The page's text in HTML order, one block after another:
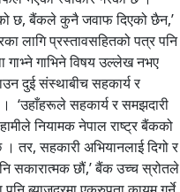
छ, बैंकले कुनै जवाफ दिएको छैन,’
लागि प्रस्तावसहितको पत्र पनि
गाभ्ने गाभिने विषय उल्लेख नभए
दुई संस्थाबीच सहकार्य र
‘उहाँहरूले सहकार्य र समझदारी
नियामक नेपाल राष्ट्र बैंकको
। तर, सहकारी अभियानलाई दिगो र
सकारात्मक छौं,’ बैंक उच्च स्रोतले